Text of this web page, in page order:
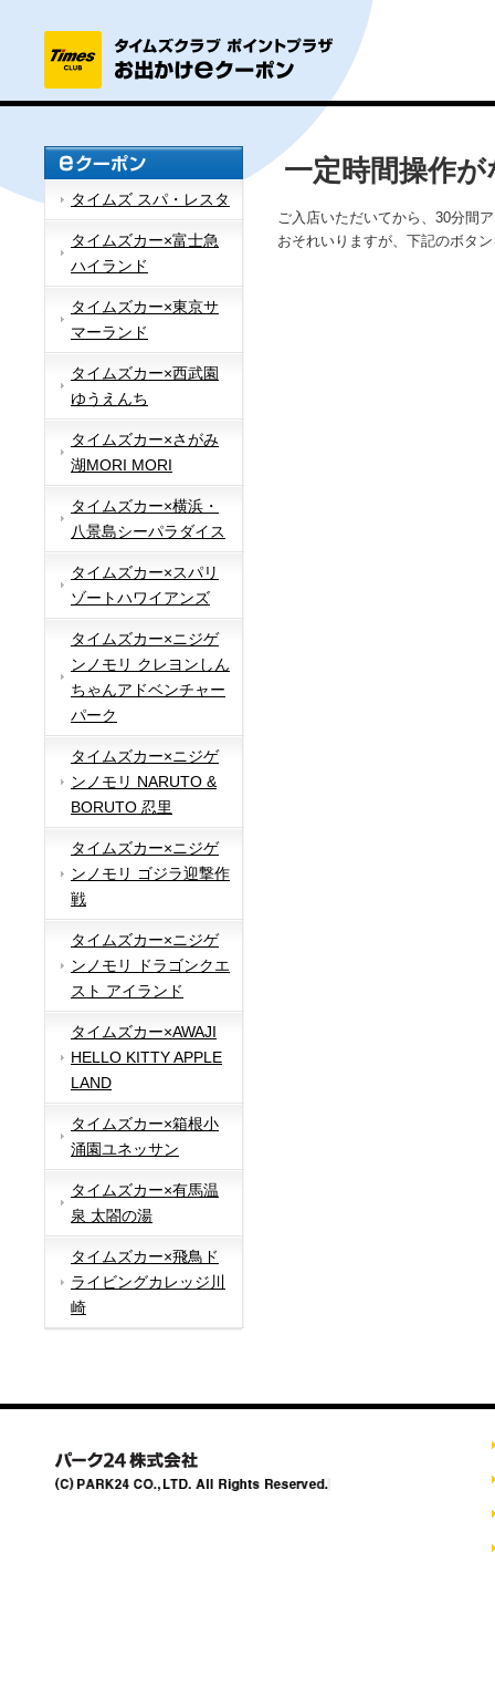
タイムズ スパ・レスタ
タイムズカー×富士急
ハイランド
タイムズカー×東京サ
マーランド
タイムズカー×西武園
ゆうえんち
タイムズカー×さがみ
湖MORI MORI
タイムズカー×横浜・
八景島シーパラダイス
タイムズカー×スパリ
ゾートハワイアンズ
タイムズカー×ニジゲ
ンノモリ クレヨンしん
ちゃんアドベンチャー
パーク
タイムズカー×ニジゲ
ンノモリ NARUTO &
BORUTO 忍里
タイムズカー×ニジゲ
ンノモリ ゴジラ迎撃作
戦
タイムズカー×ニジゲ
ンノモリ ドラゴンクエ
スト アイランド
タイムズカー×AWAJI
HELLO KITTY APPLE
LAND
タイムズカー×箱根小
涌園ユネッサン
タイムズカー×有馬温
泉 太閤の湯
タイムズカー×飛鳥ド
ライビングカレッジ川
崎
一定時間操作
ご入店いただいてから、30分間
おそれいりますが、下記のボタ